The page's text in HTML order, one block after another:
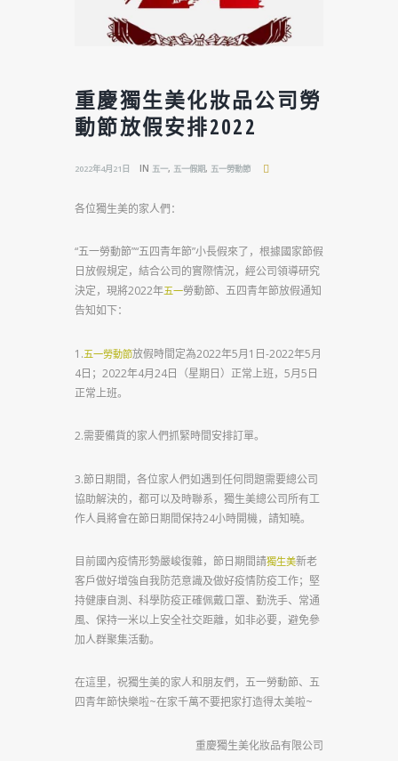
重慶獨生美化妝品公司勞
動節放假安排2022
2022年4月21日 IN 五一, 五一假期, 五一勞動節
各位獨生美的家人們：
“五一勞動節”“五四青年節”小長假來了，根據國家節假
日放假規定，結合公司的實際情況，經公司領導研究
決定，現將2022年五一勞動節、五四青年節放假通知
告知如下：
1.五一勞動節放假時間定為2022年5月1日-2022年5月
4日；2022年4月24日（星期日）正常上班，5月5日
正常上班。
2.需要備貨的家人們抓緊時間安排訂單。
3.節日期間，各位家人們如遇到任何問題需要總公司
協助解決的，都可以及時聯系，獨生美總公司所有工
作人員將會在節日期間保持24小時開機，請知曉。
目前國內疫情形勢嚴峻復雜，節日期間請獨生美新老
客戶做好增強自我防范意識及做好疫情防疫工作；堅
持健康自測、科學防疫正確佩戴口罩、勤洗手、常通
風、保持一米以上安全社交距離，如非必要，避免參
加人群聚集活動。
在這里，祝獨生美的家人和朋友們，五一勞動節、五
四青年節快樂啦~在家千萬不要把家打造得太美啦~
重慶獨生美化妝品有限公司